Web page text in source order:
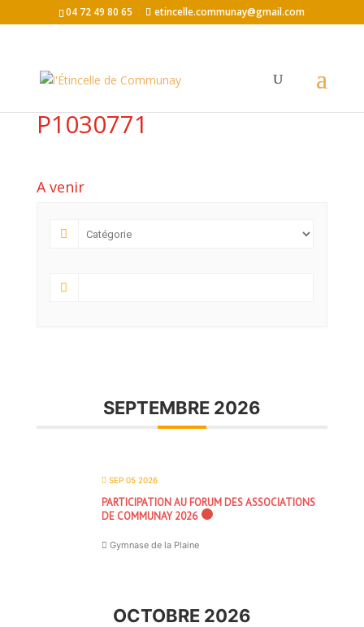
04 72 49 80 65 etincelle.communay@gmail.com
P1030771
A venir
SEPTEMBRE 2026
SEP 05 2026
PARTICIPATION AU FORUM DES ASSOCIATIONS
DE COMMUNAY 2026
Gymnase de la Plaine
OCTOBRE 2026